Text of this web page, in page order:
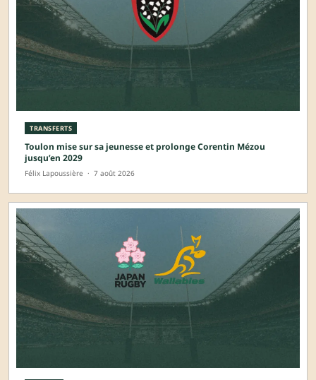
TRANSFERTS
Toulon mise sur sa jeunesse et prolonge Corentin Mézou
jusqu’en 2029
Félix Lapoussière · 7 août 2026